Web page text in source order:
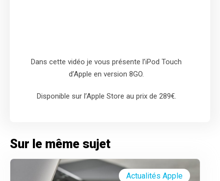
Dans cette vidéo je vous présente l’iPod Touch
d’Apple en version 8GO.
Disponible sur l’Apple Store au prix de 289€.
Sur le même sujet
Actualités Apple